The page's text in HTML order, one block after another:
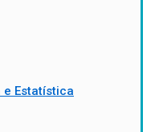
Estatística